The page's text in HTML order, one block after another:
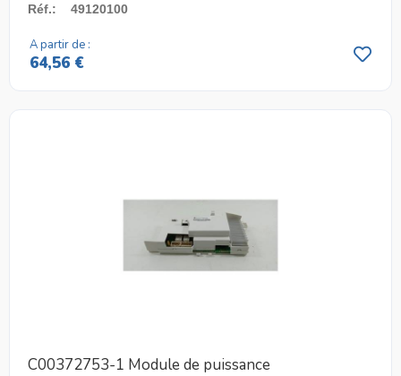
Réf.: 49120100
A partir de :
64,56 €
C00372753-1 Module de puissance